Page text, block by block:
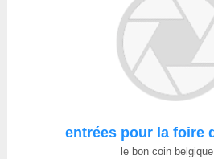
entrées pour la foire
le bon coin